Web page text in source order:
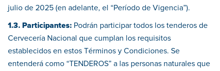
julio de 2025 (en adelante, el “Período de Vigencia”).
1.3. Participantes: Podrán participar todos los tenderos de
Cervecería Nacional que cumplan los requisitos
establecidos en estos Términos y Condiciones. Se
entenderá como “TENDEROS” a las personas naturales que